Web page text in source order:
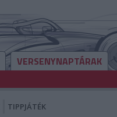
VERSENYNAPTÁRAK
TIPPJÁTÉK